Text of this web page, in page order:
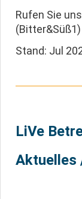
Rufen Sie
Stand: Jul
LiVe
Aktuelles